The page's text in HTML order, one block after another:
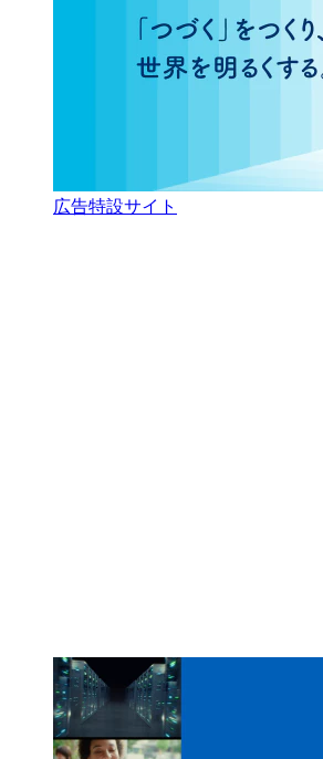
広告特設サイト